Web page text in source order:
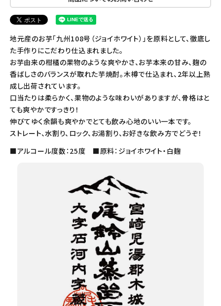
地元産のお芋「九州108号（ジョイホワイト）」を原料として、徹底し
た手作りにこだわり仕込まれました。
お芋由来の柑橘の果物のような爽やかさ、お芋本来の甘み、麹の
香ばしさのバランスが取れた芋焼酎。木樽で仕込まれ、2年以上熟
成し出荷されています。
口当たりは柔らかく、果物のような味わいがありますが、骨格はと
ても爽やかですっきり！
伸びてゆく余韻も爽やかでとても飲み心地のいい一本です。
ストレート、水割り、ロック、お湯割り、お好きな飲み方でどうぞ！
■アルコール度数：25度 ■原料：ジョイホワイト・白麹